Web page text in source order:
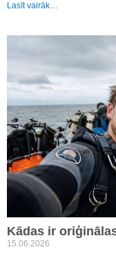
Lasīt vairāk…
Kādas ir
15.06.2026